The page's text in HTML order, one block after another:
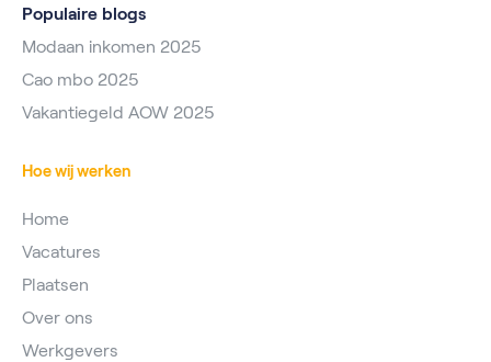
Populaire blogs
Modaan inkomen 2025
Cao mbo 2025
Vakantiegeld AOW 2025
Hoe wij werken
Home
Vacatures
Plaatsen
Over ons
Werkgevers